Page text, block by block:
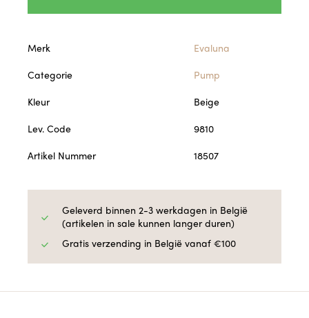
Merk
Evaluna
Categorie
Pump
Kleur
Beige
Lev. Code
9810
Artikel Nummer
18507
Geleverd binnen 2-3 werkdagen in België
(artikelen in sale kunnen langer duren)
Gratis verzending in België vanaf €100